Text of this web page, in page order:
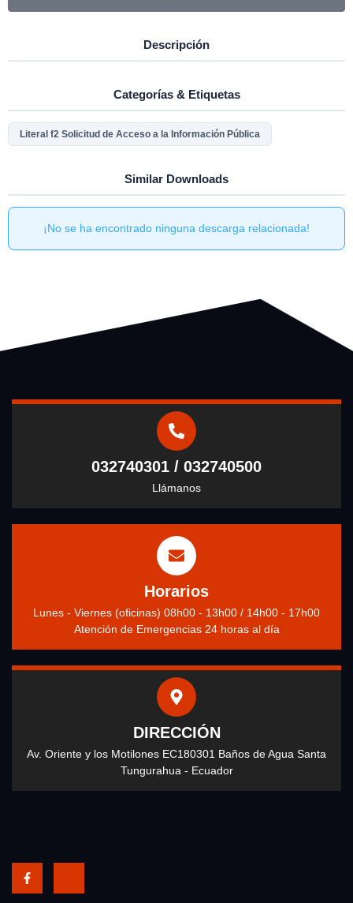
Descripción
Categorías & Etiquetas
Literal f2 Solicitud de Acceso a la Información Pública
Similar Downloads
¡No se ha encontrado ninguna descarga relacionada!
032740301 / 032740500
Llámanos
Horarios
Lunes - Viernes (oficinas) 08h00 - 13h00 / 14h00 - 17h00
Atención de Emergencias 24 horas al día
DIRECCIÓN
Av. Oriente y los Motilones EC180301 Baños de Agua Santa
Tungurahua - Ecuador